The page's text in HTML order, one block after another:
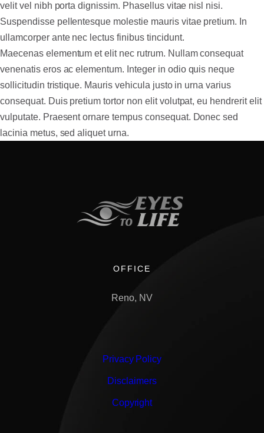
velit vel nibh porta dignissim. Phasellus vitae nisl nisi.
Suspendisse pellentesque molestie mauris vitae pretium. In
ullamcorper ante nec lectus finibus tincidunt.
Maecenas elementum et elit nec rutrum. Nullam consequat
venenatis eros ac elementum. Integer in odio quis neque
sollicitudin tristique. Mauris vehicula justo in urna varius
consequat. Duis pretium tortor non elit volutpat, eu hendrerit elit
vulputate. Praesent ornare tempus consequat. Donec sed
lacinia metus, sed aliquet urna.
OFFICE
Reno, NV
Privacy Policy
Disclaimers
Copyright